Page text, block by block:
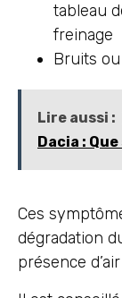
tableau
freinage
Bruits
Lire aussi :
Dacia :
Ces
dégradation
présence